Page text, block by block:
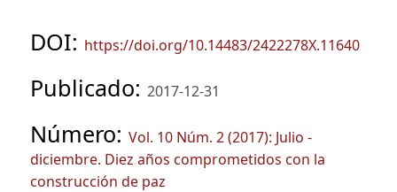
DOI: https://doi.org/10.14483/2422278X.11640
Publicado: 2017-12-31
Número: Vol. 10 Núm. 2 (2017): Julio -
diciembre. Diez años comprometidos con la
construcción de paz